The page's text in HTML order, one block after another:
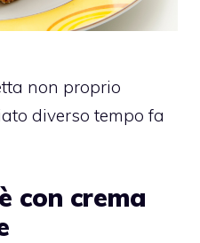
non proprio
diverso tempo fa
con crema